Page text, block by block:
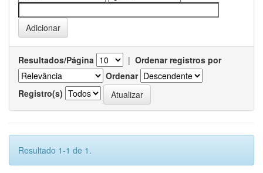
Resultados/Página | Ordenar registros por
Ordenar
Registro(s)
Resultado 1-1 de 1.